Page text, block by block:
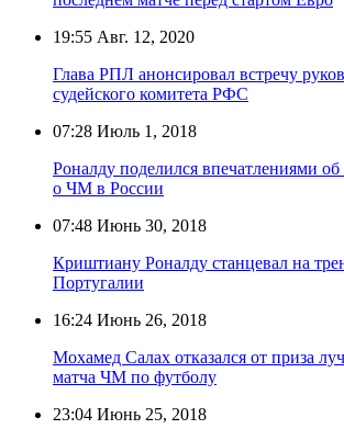
19:55 Авг. 12, 2020
Глава РПЛ анонсировал встречу
судейского комитета РФС
07:28 Июль 1, 2018
Роналду поделился впечатлениями
о ЧМ в России
07:48 Июнь 30, 2018
Криштиану Роналду станцевал на
Португалии
16:24 Июнь 26, 2018
Мохамед Салах отказался от приза
матча ЧМ по футболу
23:04 Июнь 25, 2018